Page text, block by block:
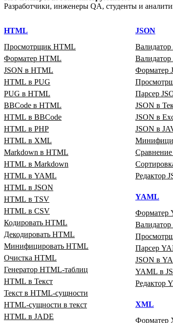
Разработчики, инженеры QA, студенты и
HTML
Просмотрщик HTML
Форматер HTML
JSON в HTML
HTML в PUG
PUG в HTML
BBCode в HTML
HTML в BBCode
HTML в PHP
HTML в XML
Markdown в HTML
HTML в Markdown
HTML в YAML
HTML в JSON
HTML в TSV
HTML в CSV
Кодировать HTML
Декодировать HTML
Минифицировать HTML
Очистка HTML
Генератор HTML‑таблиц
HTML в Текст
Текст в HTML‑сущности
HTML‑сущности в текст
HTML в JADE
JSON
Валидатор
Валидатор
Форматер
Парсер
JSON в
JSON в
JSON в
Редактор
YAML
Форматер
Парсер
JSON в
YAML в
Редактор
XML
Форматер